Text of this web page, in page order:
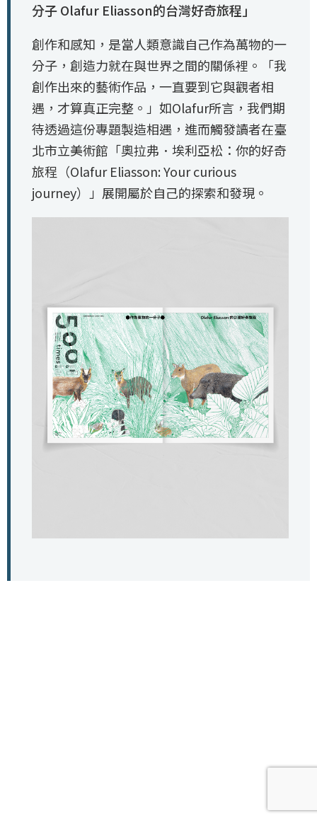
分子 Olafur Eliasson的台灣好奇旅程」
創作和感知，是當人類意識自己作為萬物的一
分子，創造力就在與世界之間的關係裡。「我
創作出來的藝術作品，一直要到它與觀者相
遇，才算真正完整。」如Olafur所言，我們期
待透過這份專題製造相遇，進而觸發讀者在臺
北市立美術館「奧拉弗．埃利亞松：你的好奇
旅程（Olafur Eliasson: Your curious
journey）」展開屬於自己的探索和發現。